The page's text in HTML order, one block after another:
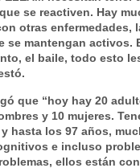
se reactiven. Hay
otras enfermedades,
se mantengan activos.
el baile, todo esto
que “hoy hay 20
y 10 mujeres.
hasta los 97 años,
e incluso
ellos están